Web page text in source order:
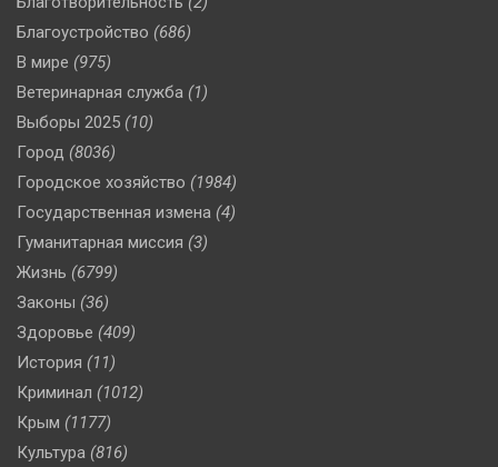
Благоустройство (686)
В мире (975)
Ветеринарная служба (1)
Выборы 2025 (10)
Город (8036)
Городское хозяйство (1984)
Государственная измена (4)
Гуманитарная миссия (3)
Жизнь (6799)
Законы (36)
Здоровье (409)
История (11)
Криминал (1012)
Крым (1177)
Культура (816)